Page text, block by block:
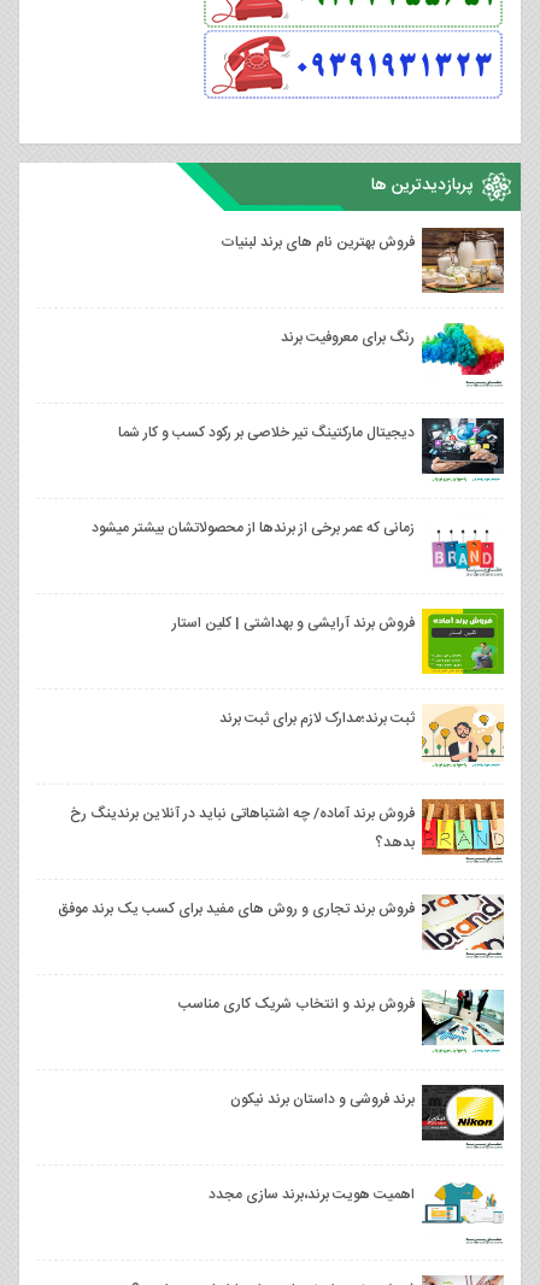
پربازدیدترین ها
فروش بهترین نام های برند لبنیات
رنگ برای معروفیت برند
دیجیتال مارکتینگ تیر خلاصی بر رکود کسب و کار شما
زمانی که عمر برخی از برندها از محصولاتشان بیشتر میشود
فروش برند آرایشی و بهداشتی | کلین استار
ثبت برند؛مدارک لازم برای ثبت برند
فروش برند آماده/ چه اشتباهاتی نباید در آنلاین برندینگ رخ
بدهد؟
فروش برند تجاری و روش های مفید برای کسب یک برند موفق
فروش برند و انتخاب شریک کاری مناسب
برند فروشی و داستان برند نیکون
اهمیت هویت برند،برند سازی مجدد